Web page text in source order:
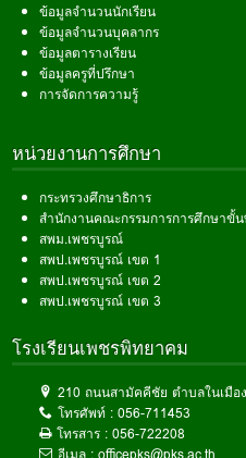
ข้อมูลจำนวนนักเรียน
ข้อมูลจำนวนบุคลากร
ข้อมูลตารางเรียน
ข้อมูลครูที่ปรึกษา
การจัดการความรู้
หน่วยงานการศึกษา
กระทรวงศึกษาธิการ
สำนักงานคณะกรรมการการศึกษาขั้
สพม.เพชรบูรณ์
สพป.เพชรบูรณ์ เขต 1
สพป.เพชรบูรณ์ เขต 2
สพป.เพชรบูรณ์ เขต 3
โรงเรียนเพชรพิทยาคม
210 ถนนสามัคคีชัย ตำบลในเมือ
โทรศัพท์ :056-711453
โทรสาร :056-722208